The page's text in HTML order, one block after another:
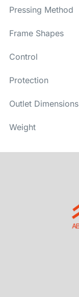
Pressing Method
Frame Shapes
Control
Protection
Outlet Dimensions
Weight